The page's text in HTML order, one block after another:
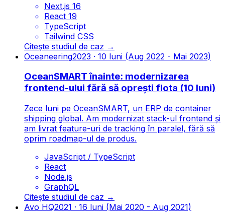
Next.js 16
React 19
TypeScript
Tailwind CSS
Citește studiul de caz →
Oceaneering2023 · 10 luni (Aug 2022 - Mai 2023)
OceanSMART înainte: modernizarea
frontend-ului fără să oprești flota (10 luni)
Zece luni pe OceanSMART, un ERP de container
shipping global. Am modernizat stack-ul frontend și
am livrat feature-uri de tracking în paralel, fără să
oprim roadmap-ul de produs.
JavaScript / TypeScript
React
Node.js
GraphQL
Citește studiul de caz →
Avo HQ2021 · 16 luni (Mai 2020 - Aug 2021)